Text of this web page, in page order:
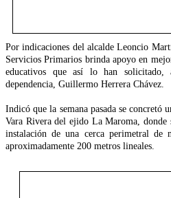
Por indicaciones del alcalde Leoncio
Servicios Primarios brinda apoyo en
educativos que así lo han
dependencia, Guillermo Herrera Chávez.
Indicó que la semana pasada se concretó
Vara Rivera del ejido La Maroma, donde
instalación de una cerca perimetral de
aproximadamente 200 metros lineales.